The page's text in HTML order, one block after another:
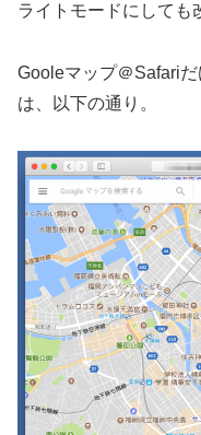
ライトモードにしても
Gooleマップ＠Safari
は、以下の通り。